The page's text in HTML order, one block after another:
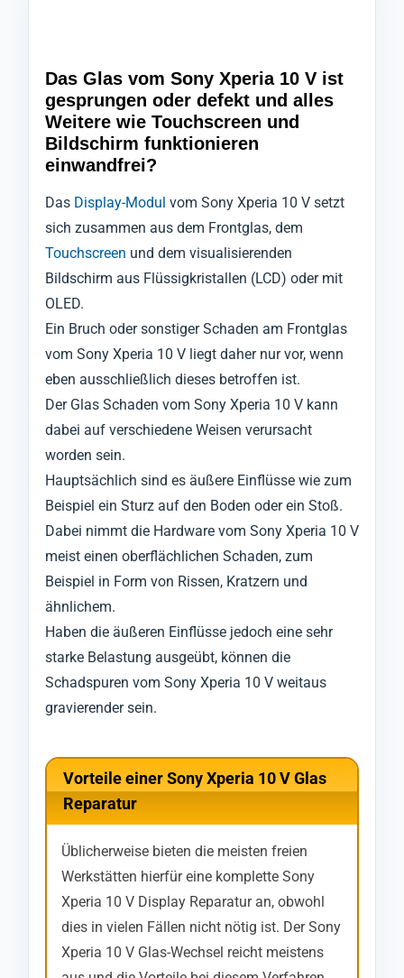
Das Glas vom Sony Xperia 10 V ist
gesprungen oder defekt und alles
Weitere wie Touchscreen und
Bildschirm funktionieren
einwandfrei?
Das Display-Modul vom Sony Xperia 10 V setzt
sich zusammen aus dem Frontglas, dem
Touchscreen und dem visualisierenden
Bildschirm aus Flüssigkristallen (LCD) oder mit
OLED.
Ein Bruch oder sonstiger Schaden am Frontglas
vom Sony Xperia 10 V liegt daher nur vor, wenn
eben ausschließlich dieses betroffen ist.
Der Glas Schaden vom Sony Xperia 10 V kann
dabei auf verschiedene Weisen verursacht
worden sein.
Hauptsächlich sind es äußere Einflüsse wie zum
Beispiel ein Sturz auf den Boden oder ein Stoß.
Dabei nimmt die Hardware vom Sony Xperia 10 V
meist einen oberflächlichen Schaden, zum
Beispiel in Form von Rissen, Kratzern und
ähnlichem.
Haben die äußeren Einflüsse jedoch eine sehr
starke Belastung ausgeübt, können die
Schadspuren vom Sony Xperia 10 V weitaus
gravierender sein.
Vorteile einer Sony Xperia 10 V Glas
Reparatur
Üblicherweise bieten die meisten freien
Werkstätten hierfür eine komplette Sony
Xperia 10 V Display Reparatur an, obwohl
dies in vielen Fällen nicht nötig ist. Der Sony
Xperia 10 V Glas-Wechsel reicht meistens